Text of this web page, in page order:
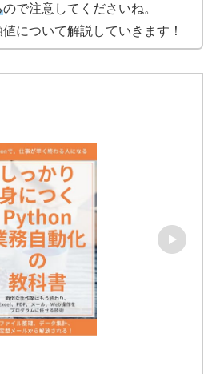
ので注意してくださいね。
について解説していきます！